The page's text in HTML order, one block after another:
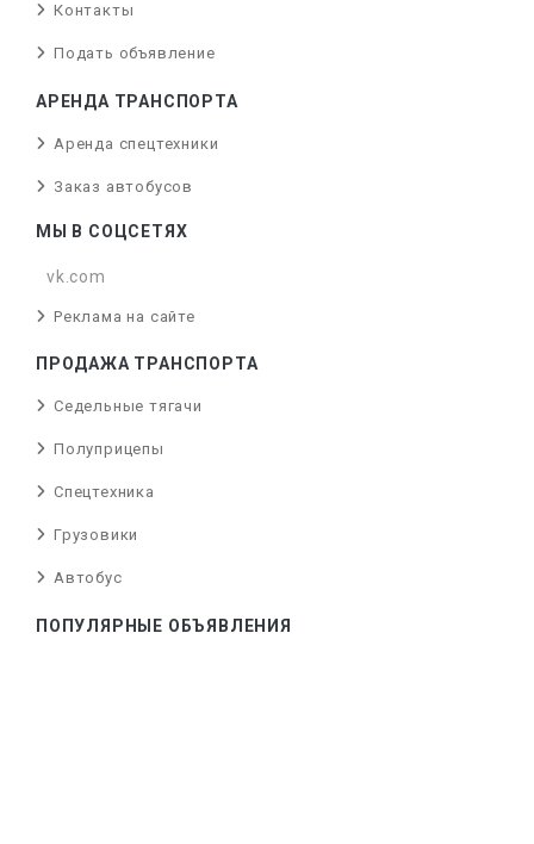
Контакты
Подать объявление
АРЕНДА ТРАНСПОРТА
Аренда спецтехники
Заказ автобусов
МЫ В СОЦСЕТЯХ
vk.com
Реклама на сайте
ПРОДАЖА ТРАНСПОРТА
Седельные тягачи
Полуприцепы
Спецтехника
Грузовики
Автобус
ПОПУЛЯРНЫЕ ОБЪЯВЛЕНИЯ